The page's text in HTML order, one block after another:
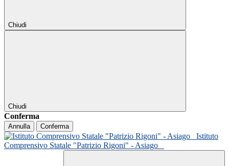
Chiudi
Chiudi
Conferma
Annulla Conferma
Istituto
Comprensivo Statale "Patrizio Rigoni" - Asiago